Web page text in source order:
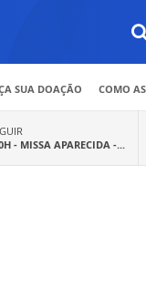
SUA DOAÇÃO COMO
- MISSA APARECIDA -...